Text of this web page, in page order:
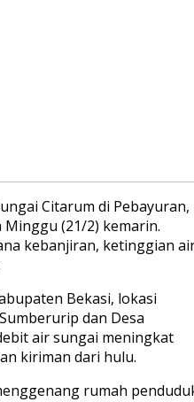
Citarum di Pebayuran,
(21/2) kemarin.
kebanjiran, ketinggian
Bekasi, lokasi
dan Desa
air sungai meningkat
kiriman dari hulu.
rumah